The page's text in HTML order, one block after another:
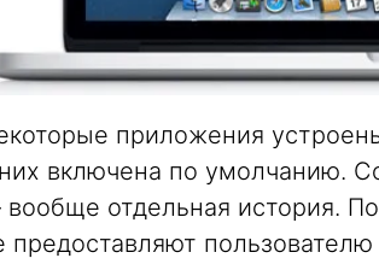
приложения
включена по умолчанию.
отдельная история.
предоставляют